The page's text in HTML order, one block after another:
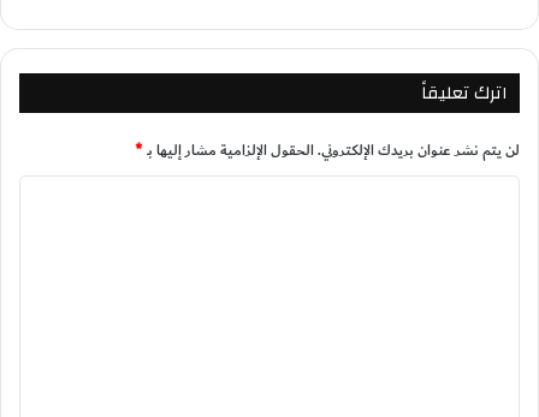
اترك تعليقاً
لن يتم نشر عنوان بريدك الإلكتروني.الحقول الإلزامية مشار إليها بـ*